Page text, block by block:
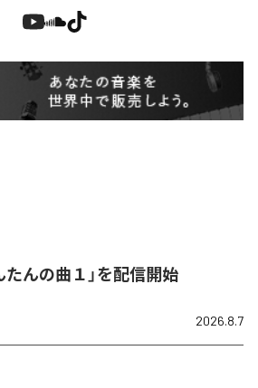
たんの曲１」を配信開始
2026.8.7